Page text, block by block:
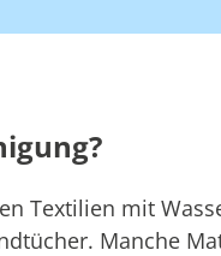
Textilien mit
Manche